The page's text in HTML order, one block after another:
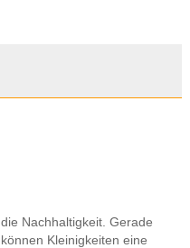
Nachhaltigkeit. Gerade
Kleinigkeiten eine